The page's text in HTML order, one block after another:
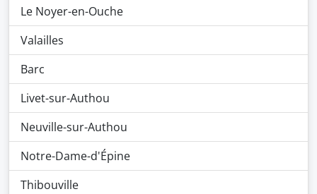
Le Noyer-en-Ouche
Valailles
Barc
Livet-sur-Authou
Neuville-sur-Authou
Notre-Dame-d'Épine
Thibouville